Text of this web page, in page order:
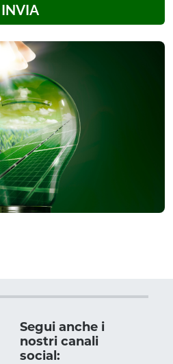
INVIA
Segui anche i
nostri canali
social: